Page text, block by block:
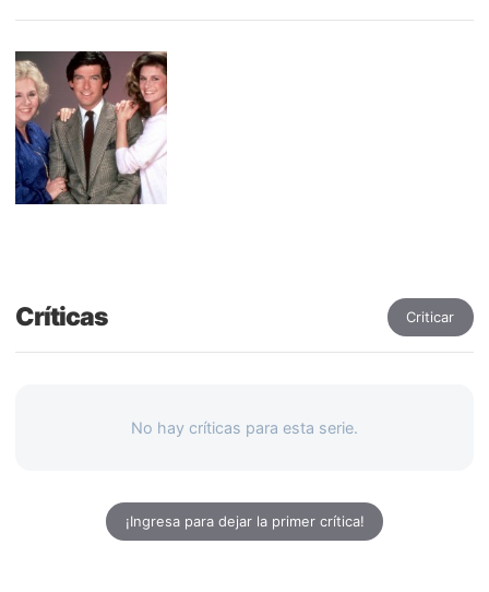
Críticas Criticar
No hay críticas para esta serie.
¡Ingresa para dejar la primer crítica!